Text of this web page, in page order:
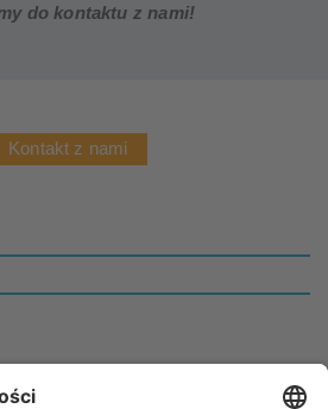
do kontaktu z nami!
Kontakt z nami